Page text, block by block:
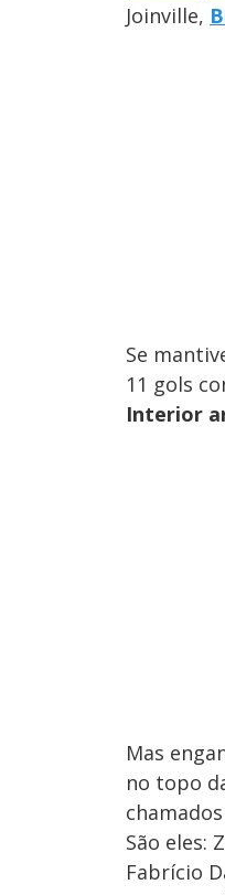
Joinville,
Se
11 gols
Interior
Mas
no topo
São eles:
Fabrício